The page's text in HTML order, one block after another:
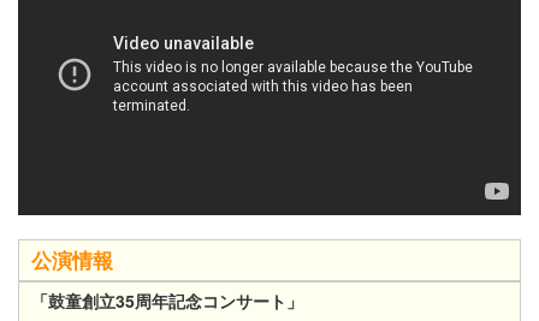
公演情報
「鼓童創立35周年記念コンサート」